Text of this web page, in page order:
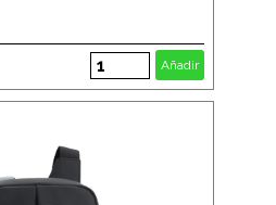
Añadir